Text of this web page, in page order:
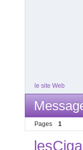
le site Web
Pages 1